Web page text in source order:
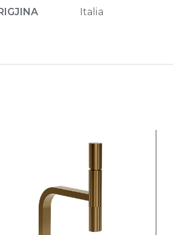
Italia